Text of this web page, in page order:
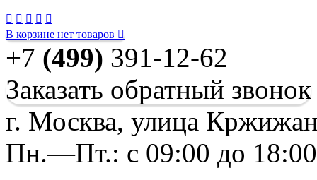
В корзине нет товаров
+7 (499) 391-12-62
Заказать обратный звонок
г. Москва, улица
Пн.—Пт.: с 09:00 до